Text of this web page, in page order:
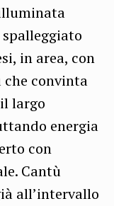
in area, con
che convinta
largo
energia
con
Cantù
all’intervallo